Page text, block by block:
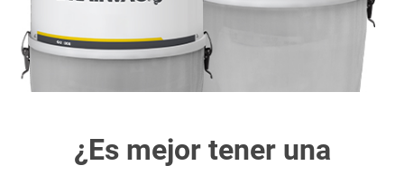
¿Es mejor tener una